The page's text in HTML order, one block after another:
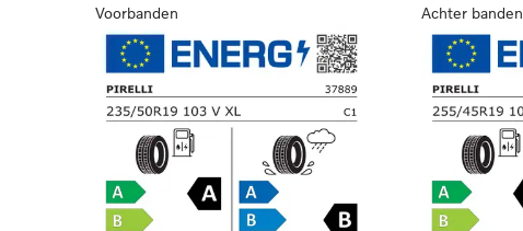
Voorbanden
Achter banden